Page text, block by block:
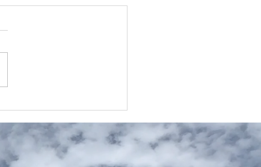
ィー｜Amaret新メニ